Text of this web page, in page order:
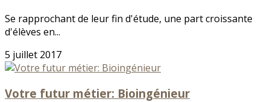
Se rapprochant de leur fin d'étude, une part croissante
d'élèves en...
5 juillet 2017
Votre futur métier: Bioingénieur